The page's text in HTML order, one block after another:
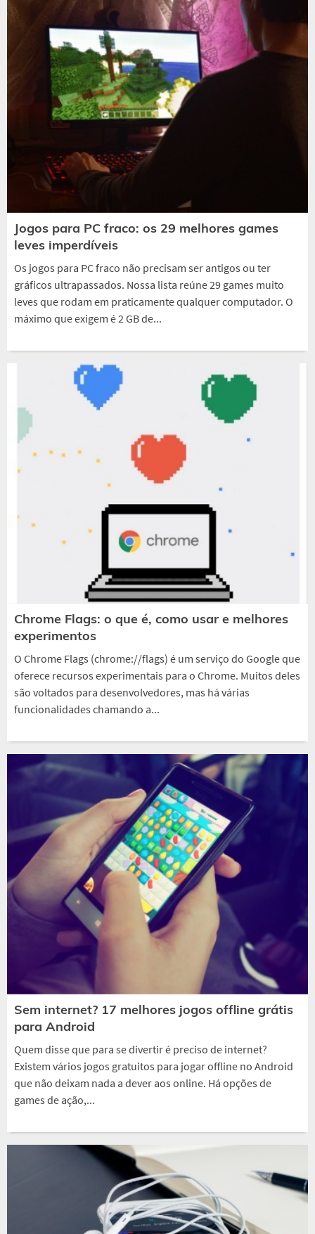
Jogos para PC fraco: os 29 melhores games
leves imperdíveis
Os jogos para PC fraco não precisam ser antigos ou ter
gráficos ultrapassados. Nossa lista reúne 29 games muito
leves que rodam em praticamente qualquer computador. O
máximo que exigem é 2 GB de...
Chrome Flags: o que é, como usar e melhores
experimentos
O Chrome Flags (chrome://flags) é um serviço do Google que
oferece recursos experimentais para o Chrome. Muitos deles
são voltados para desenvolvedores, mas há várias
funcionalidades chamando a...
Sem internet? 17 melhores jogos offline grátis
para Android
Quem disse que para se divertir é preciso de internet?
Existem vários jogos gratuitos para jogar offline no Android
que não deixam nada a dever aos online. Há opções de
games de ação,...